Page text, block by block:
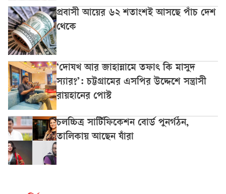
প্রবাসী আয়ের ৬২ শতাংশই আসছে পাঁচ দেশ
থেকে
‘দোযখ আর জাহান্নামে তফাৎ কি মাসুদ
স্যার?’: চট্টগ্রামের এসপির উদ্দেশে সন্ত্রাসী
রায়হানের পোস্ট
চলচ্চিত্র সার্টিফিকেশন বোর্ড পুনর্গঠন,
তালিকায় আছেন যাঁরা